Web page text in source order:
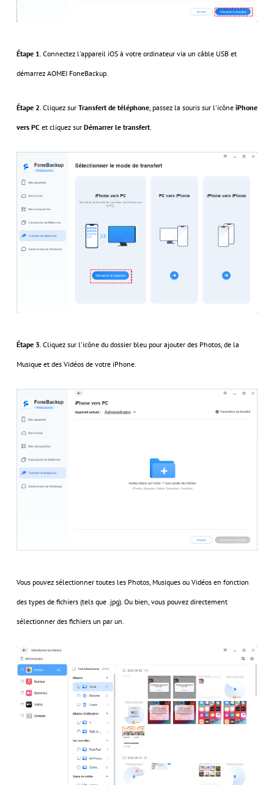
Étape 1. Connectez l'appareil iOS à votre ordinateur via un câble USB et
démarrez AOMEI FoneBackup.
Étape 2. Cliquez sur Transfert de téléphone, passez la souris sur l'icône iPhone
vers PCet cliquez sur Démarrer le transfert.
Étape 3. Cliquez sur l'icône du dossier bleu pour ajouter des Photos, de la
Musique et des Vidéos de votre iPhone.
Vous pouvez sélectionner toutes les Photos, Musiques ou Vidéos en fonction
des types de fichiers (tels que .jpg). Ou bien, vous pouvez directement
sélectionner des fichiers un par un.